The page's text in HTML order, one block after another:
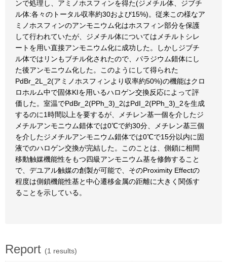
ンで処理し、アミノホスフィンを得た(ジメチル体、ジブチ
ル体:各々のトータル収率約30および15%)。従来この様なア
ミノホスフィンのアンモニウム化はホスフィン部分を保護
して行われていたが、ジメチル体についてはメチルトシレ
ートを用い直接アンモニウム化に成功した。しかしジブチ
ル体ではリンもブチル化されたので、パラジウム錯体にし
た後アンモニウム化した。このようにして得られた
PdBr_2L_2(アミノホスフィンより収率約50%)の機能はクロ
ロホルム中で固体KIを用いるハロゲン交換反応によって評
価した。室温でPdBr_2(PPh_3)_2はPdI_2(PPh_3)_2を生成
するのに1時間以上を要するが、メチレン基一個を介したジ
メチルアンモニウム錯体では0℃で約30分、メチレン基三個
を介したジメチルアンモニウム錯体では0℃で15分以内に固
液でのハロゲン交換が完結した。このことは、側鎖に相間
移動触媒機能性をもつ四級アンモニウム基を修飾すること
で、デユアル触媒の創製が可能で、そのProximity Effectの
程度は側鎖機能性基と中心遷移金属の距離に大きく関係す
ることを示している。
Report (1 results)